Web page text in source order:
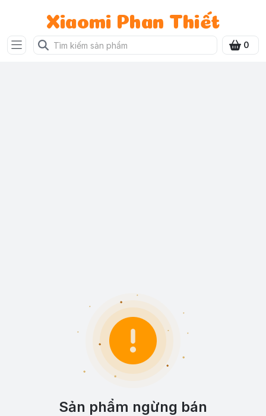
Xiaomi Phan Thiết
0
Sản phẩm ngừng bán